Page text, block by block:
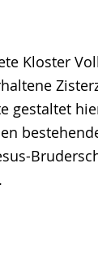
Kloster
gestaltet